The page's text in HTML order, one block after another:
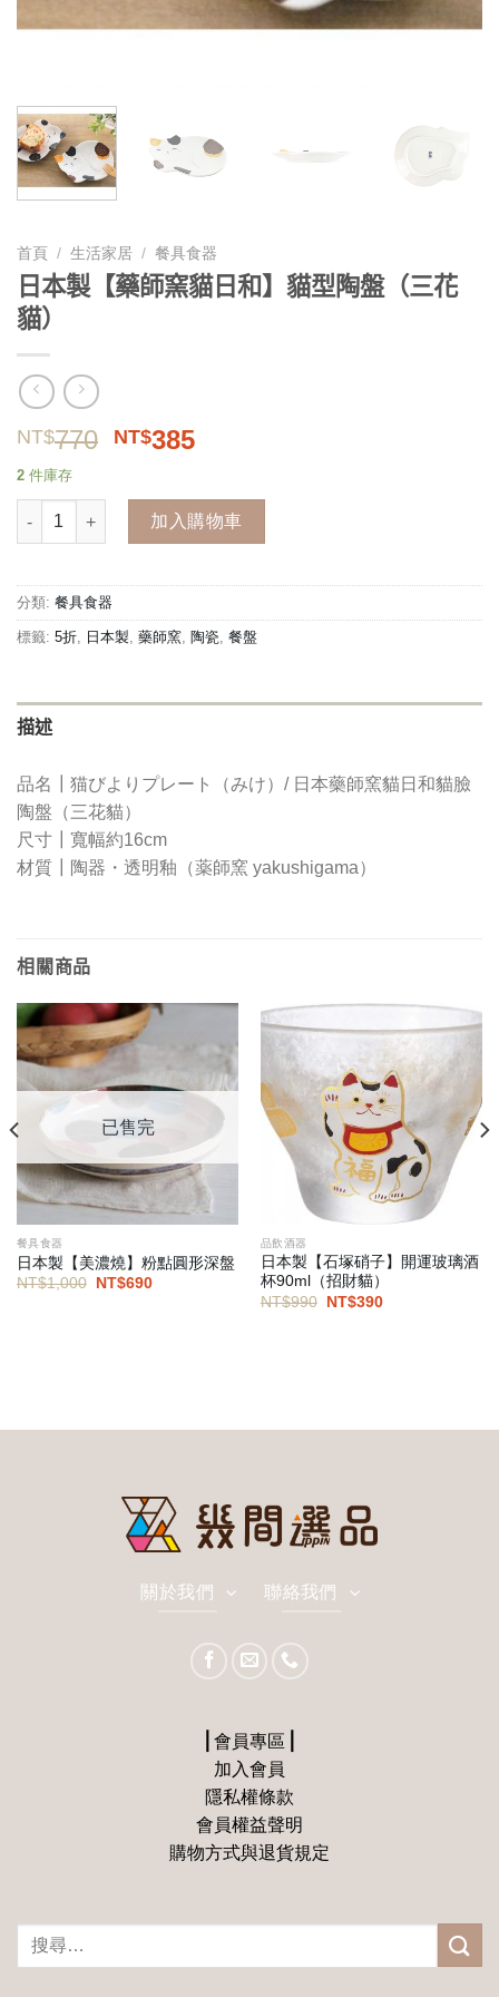
首頁 / 生活家居 / 餐具食器
日本製【藥師窯貓日和】貓型陶盤（三花
貓）
NT$770 原
價
格：
NT$770。
NT$385目
價
格：
NT$385。
2 件庫存
日本製【藥師窯貓日和】貓型陶盤（三花貓） 數量
加入購物車
分類: 餐具食器
標籤: 5折, 日本製, 藥師窯, 陶瓷, 餐盤
描述
品名┃ 猫びよりプレート（みけ）/ 日本藥師窯貓日和貓臉
陶盤（三花貓）
尺寸┃ 寬幅約16cm
材質┃
陶器・透明釉（薬師窯 yakushigama）
相關商品
已售完
餐具食器
日本製【美濃燒】粉點圓形深盤
NT$1,000
原
NT$690目
品飲酒器
日本製【石塚硝子】開運玻璃酒
杯90ml（招財貓）
NT$990
原
NT$390目
關於我們 聯絡我們
⎪會員專區⎪
加入會員
隱私權條款
會員權益聲明
購物方式與退貨規定